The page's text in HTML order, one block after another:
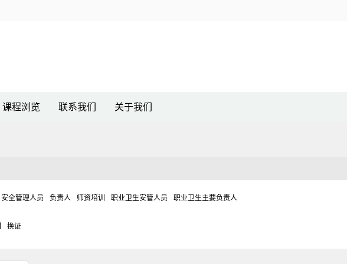
课程浏览 联系我们 关于我们
安全管理人员 负责人 师资培训 职业卫生安管人员 职业卫生主要负责人
换证